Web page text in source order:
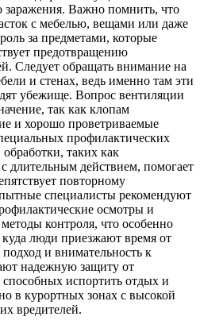
Важно помнить, что
с мебелью, вещами или даже
за предметами, которые
предотвращению
Следует обращать внимание на
и стенах, ведь именно там эти
убежище. Вопрос вентиляции
так как клопам
и хорошо проветриваемые
профилактических
таких как
длительным действием, помогает
повторному
специалисты рекомендуют
осмотры и
контроля, что особенно
куда люди приезжают время от
и внимательность к
надежную защиту от
испортить отдых и
в курортных зонах с высокой
вредителей.